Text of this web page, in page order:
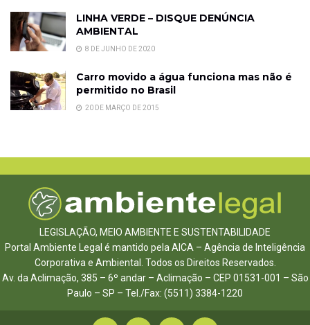
LINHA VERDE – DISQUE DENÚNCIA
AMBIENTAL
8 DE JUNHO DE 2020
Carro movido a água funciona mas não é
permitido no Brasil
20 DE MARÇO DE 2015
LEGISLAÇÃO, MEIO AMBIENTE E SUSTENTABILIDADE
Portal Ambiente Legal é mantido pela AICA – Agência de Inteligência
Corporativa e Ambiental. Todos os Direitos Reservados.
Av. da Aclimação, 385 – 6º andar – Aclimação – CEP 01531-001 – São
Paulo – SP – Tel./Fax: (5511) 3384-1220